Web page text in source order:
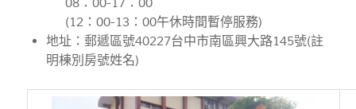
08：00-17：00
(12：00-13：00午休時間暫停服務)
地址：郵遞區號40227台中市南區興大路145號(註
明棟別房號姓名)